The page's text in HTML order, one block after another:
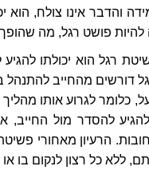
והדבר אינו צולח,
פושט רגל, מה
רגל הוא יכולתו
דורשים מהחייב
כלומר לגרוע אותו
להסדר מול
הרעיון מאחורי פשיטת
ללא כל רצון לנקום בו